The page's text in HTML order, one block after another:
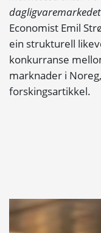
Economist Emil
ein strukturell
konkurranse
marknader i
forskingsartikkel.